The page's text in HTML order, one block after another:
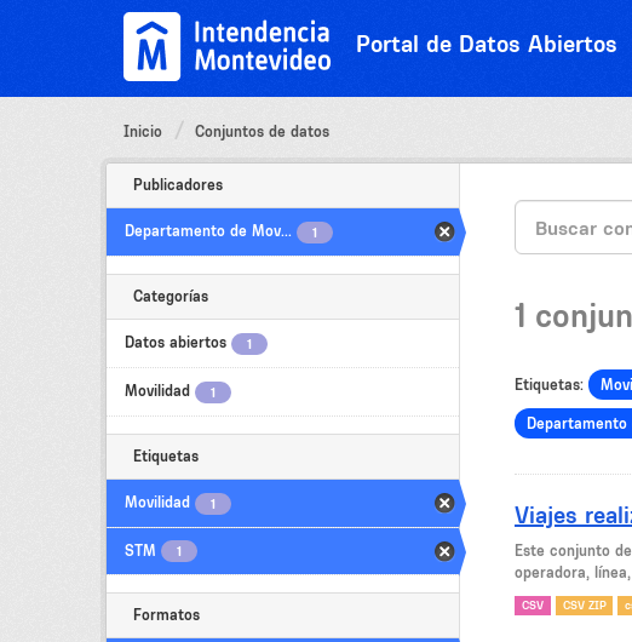
Portal de Datos Abiertos
Inicio Conjuntos de datos
Publicadores
Departamento de Mov... 1
Categorías
Datos abiertos 1
Movilidad 1
Etiquetas
Movilidad 1
STM 1
Formatos
1
Etiquetas:
Departamento
Viajes
Este conjunto
operadora,
CSV CSV ZIP